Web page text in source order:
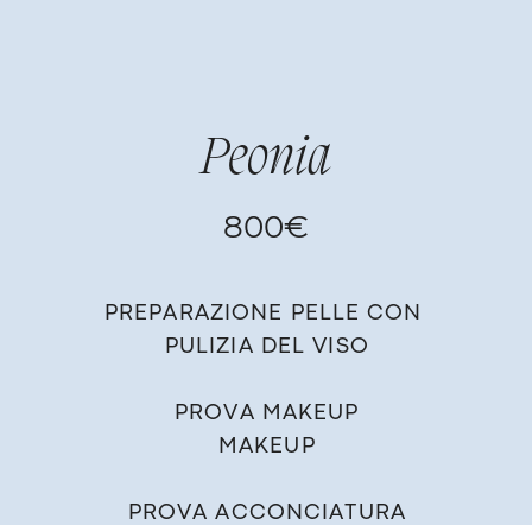
Peonia
800€
PREPARAZIONE PELLE CON ​
PULIZIA DEL VISO
PROVA MAKEUP
MAKEUP
PROVA ACCONCIATURA